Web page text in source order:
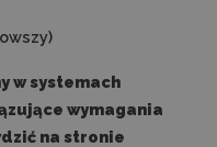
w systemach
wymagania
na stronie